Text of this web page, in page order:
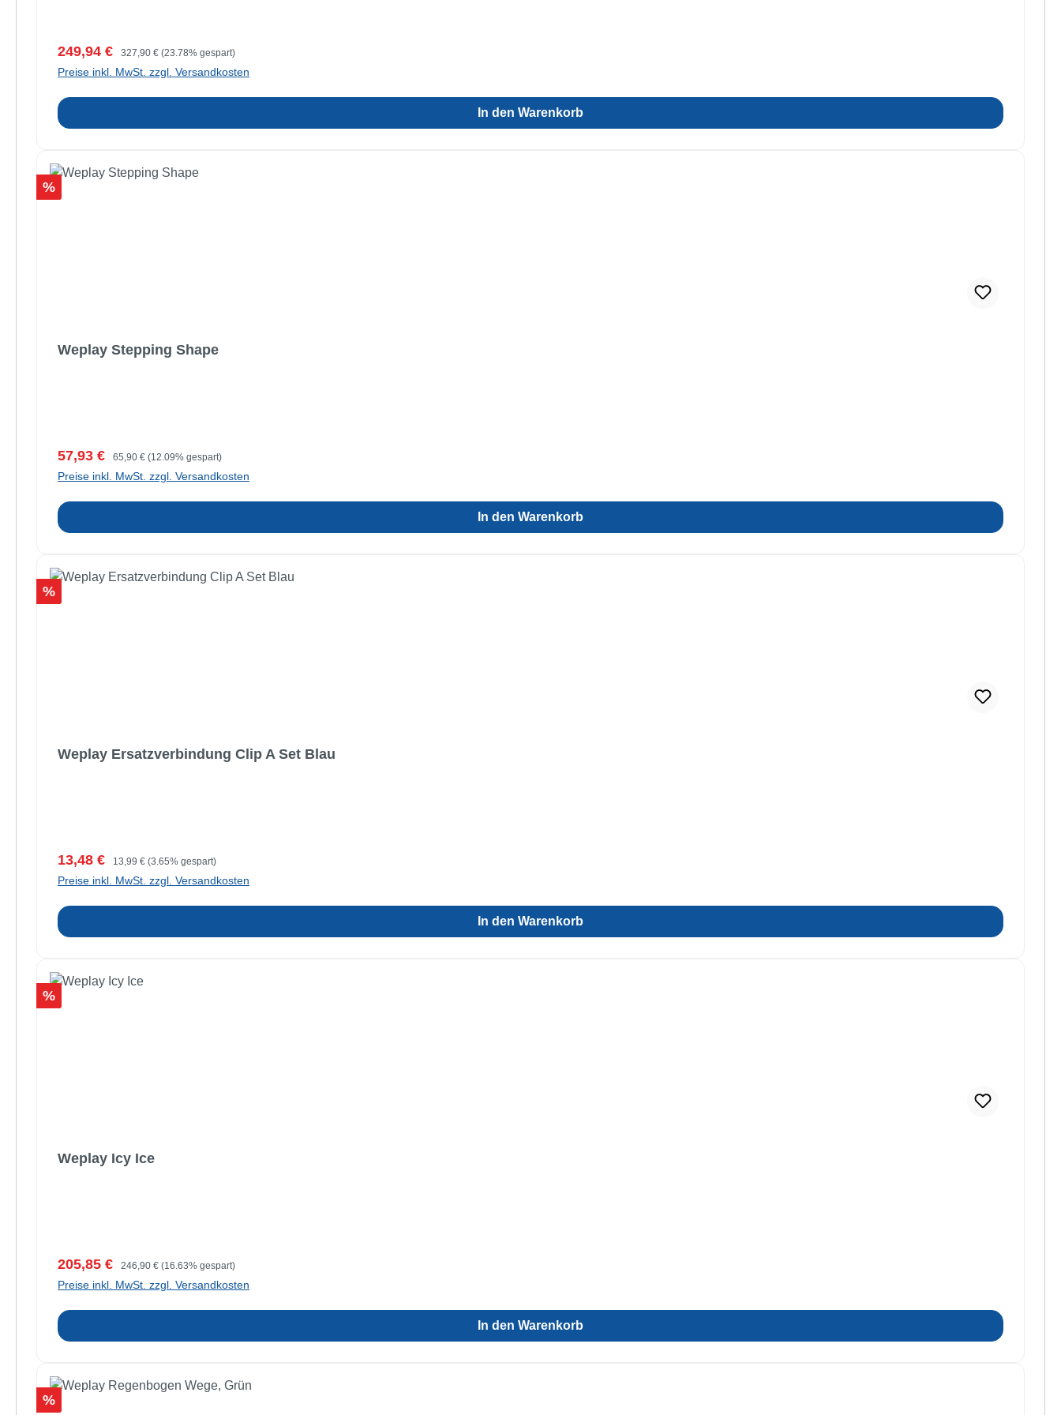
Verkaufspreis:
249,94 € Regulärer Preis:
327,90 € (23.78% gespart)
Preise inkl. MwSt. zzgl. Versandkosten
In den Warenkorb
Rabatt
%
Weplay Stepping Shape
Verkaufspreis:
57,93 € Regulärer Preis:
65,90 € (12.09% gespart)
Preise inkl. MwSt. zzgl. Versandkosten
In den Warenkorb
Rabatt
%
Weplay Ersatzverbindung Clip A Set Blau
Verkaufspreis:
13,48 € Regulärer Preis:
13,99 € (3.65% gespart)
Preise inkl. MwSt. zzgl. Versandkosten
In den Warenkorb
Rabatt
%
Weplay Icy Ice
Verkaufspreis:
205,85 € Regulärer Preis:
246,90 € (16.63% gespart)
Preise inkl. MwSt. zzgl. Versandkosten
In den Warenkorb
Rabatt
%